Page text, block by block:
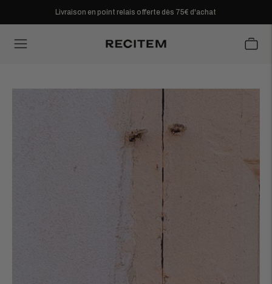
Livraison en point relais offerte dès 75€ d'achat